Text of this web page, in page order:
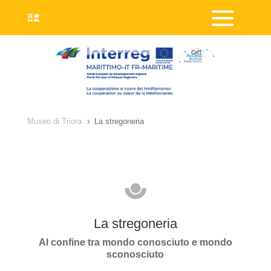
Museo di Triora 5 La stregoneria
La stregoneria
Al confine tra mondo conosciuto e mondo
sconosciuto